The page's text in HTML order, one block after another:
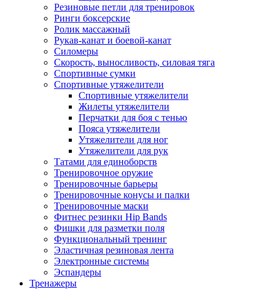
Резиновые петли для тренировок
Ринги боксерские
Ролик массажный
Рукав-канат и боевой-канат
Силомеры
Скорость, выносливость, силовая тяга
Спортивные сумки
Спортивные утяжелители
Спортивные утяжелители
Жилеты утяжелители
Перчатки для боя с тенью
Пояса утяжелители
Утяжелители для ног
Утяжелители для рук
Татами для единоборств
Тренировочное оружие
Тренировочные барьеры
Тренировочные конусы и палки
Тренировочные маски
Фитнес резинки Hip Bands
Фишки для разметки поля
Функциональный тренинг
Эластичная резиновая лента
Электронные системы
Эспандеры
Тренажеры